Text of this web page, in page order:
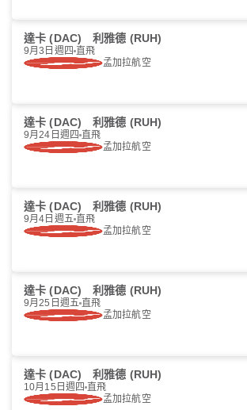
達卡 (DAC) 利雅德 (RUH)
9月3日週四 直飛
孟加拉航空
達卡 (DAC) 利雅德 (RUH)
9月24日週四 直飛
孟加拉航空
達卡 (DAC) 利雅德 (RUH)
9月4日週五 直飛
孟加拉航空
達卡 (DAC) 利雅德 (RUH)
9月25日週五 直飛
孟加拉航空
達卡 (DAC) 利雅德 (RUH)
10月15日週四 直飛
孟加拉航空